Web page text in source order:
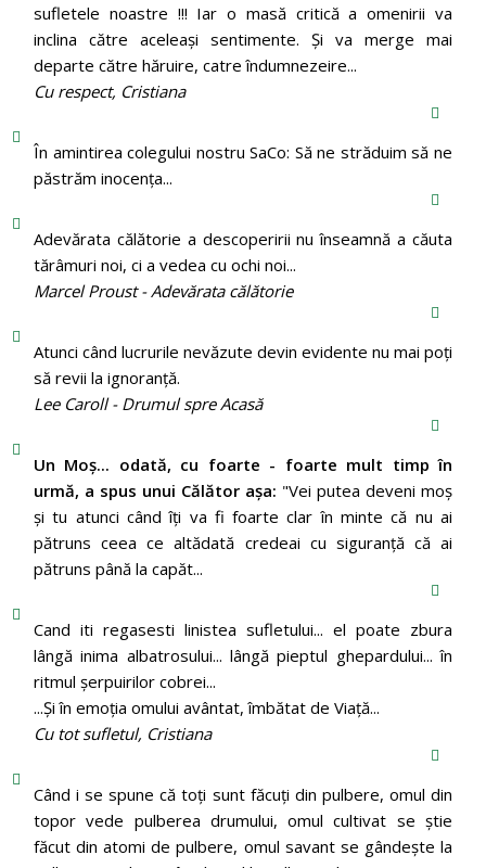
sufletele noastre !!! Iar o masă critică a omenirii va
inclina către aceleași sentimente. Și va merge mai
departe către hăruire, catre îndumnezeire...
Cu respect, Cristiana
În amintirea colegului nostru SaCo: Să ne străduim să ne
păstrăm inocenţa...
Adevărata călătorie a descoperirii nu înseamnă a căuta
tărâmuri noi, ci a vedea cu ochi noi...
Marcel Proust - Adevărata călătorie
Atunci când lucrurile nevăzute devin evidente nu mai poți
să revii la ignoranță.
Lee Caroll - Drumul spre Acasă
Un Moş... odată, cu foarte - foarte mult timp în
urmă, a spus unui Călător aşa: "Vei putea deveni moş
şi tu atunci când îţi va fi foarte clar în minte că nu ai
pătruns ceea ce altădată credeai cu siguranţă că ai
pătruns până la capăt...
Cand iti regasesti linistea sufletului... el poate zbura
lângă inima albatrosului... lângă pieptul ghepardului... în
ritmul şerpuirilor cobrei...
...Şi în emoţia omului avântat, îmbătat de Viaţă...
Cu tot sufletul, Cristiana
Când i se spune că toți sunt făcuți din pulbere, omul din
topor vede pulberea drumului, omul cultivat se știe
făcut din atomi de pulbere, omul savant se gândește la